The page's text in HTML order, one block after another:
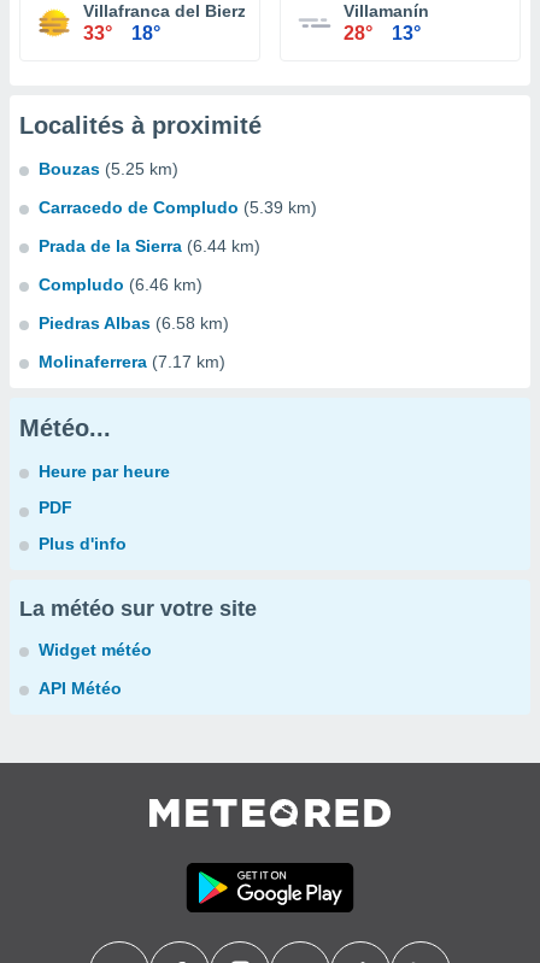
Villafranca del Bierzo
33° 18°
Villamanín
28° 13°
Localités à proximité
Bouzas (5.25 km)
Carracedo de Compludo (5.39 km)
Prada de la Sierra (6.44 km)
Compludo (6.46 km)
Piedras Albas (6.58 km)
Molinaferrera (7.17 km)
Météo...
Heure par heure
PDF
Plus d'info
La météo sur votre site
Widget météo
API Météo